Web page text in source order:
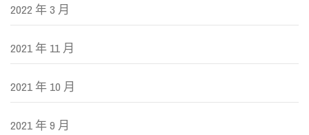
2022 年 3 月
2021 年 11 月
2021 年 10 月
2021 年 9 月